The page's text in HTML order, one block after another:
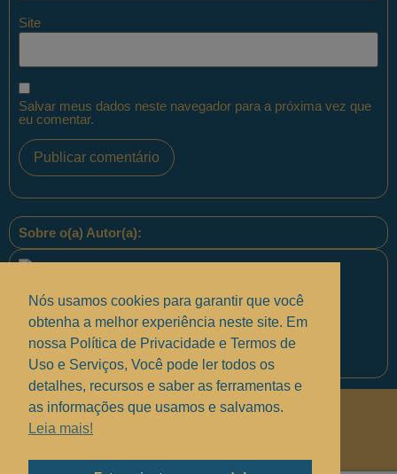
Site
Salvar meus dados neste navegador para a próxima vez que
eu comentar.
Sobre o(a) Autor(a):
Equipe PontoPM
Políticas de Privacidade.
Nós usamos cookies para garantir que você
obtenha a melhor experiência neste site. Em
nossa Política de Privacidade e Termos de
Uso e Serviços, Você pode ler todos os
detalhes, recursos e saber as ferramentas e
as informações que usamos e salvamos.
Leia mais!